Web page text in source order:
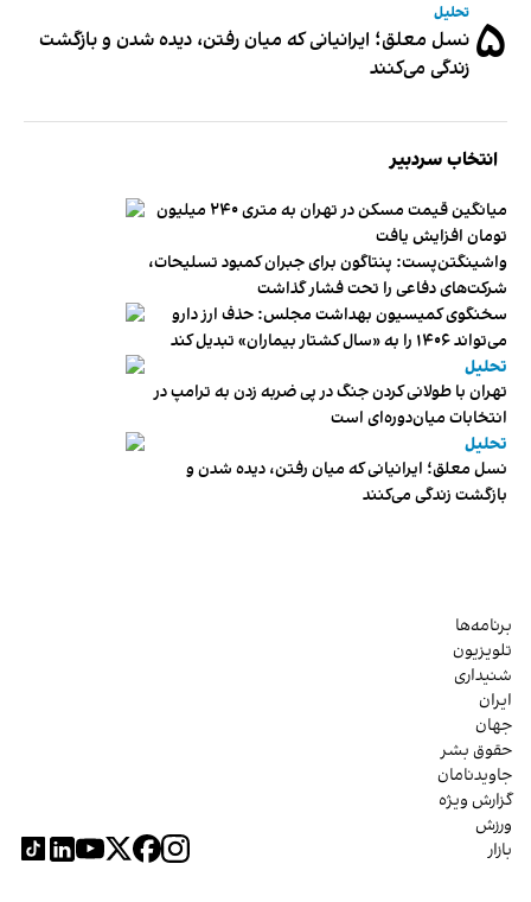
۵ تحلیل
نسل معلق؛ ایرانیانی که میان رفتن، دیده شدن و بازگشت
زندگی می‌کنند
انتخاب سردبیر
میانگین قیمت مسکن در تهران به متری ۲۴۰ میلیون
تومان افزایش یافت
واشینگتن‌پست: پنتاگون برای جبران کمبود تسلیحات،
شرکت‌های دفاعی را تحت فشار گذاشت
سخنگوی کمیسیون بهداشت مجلس: حذف ارز دارو
می‌تواند ۱۴۰۶ را به «سال کشتار بیماران» تبدیل کند
تحلیل
تهران با طولانی کردن جنگ در پی ضربه زدن به ترامپ در
انتخابات میان‌دوره‌ای است
تحلیل
نسل معلق؛ ایرانیانی که میان رفتن، دیده شدن و
بازگشت زندگی می‌کنند
برنامه‌ها
تلویزیون
شنیداری
ایران
جهان
حقوق بشر
جاویدنامان
گزارش ویژه
ورزش
بازار